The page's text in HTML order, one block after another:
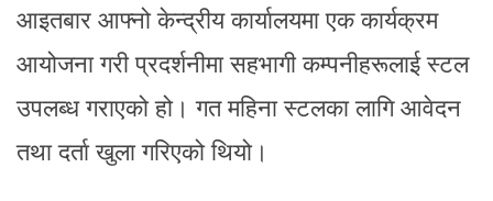
आइतबार आफ्नो केन्द्रीय कार्यालयमा एक कार्यक्रम
आयोजना गरी प्रदर्शनीमा सहभागी कम्पनीहरूलाई स्टल
उपलब्ध गराएको हो। गत महिना स्टलका लागि आवेदन
तथा दर्ता खुला गरिएको थियो।